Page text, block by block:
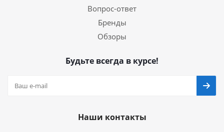
Вопрос-ответ
Бренды
Обзоры
Будьте всегда в курсе!
Наши контакты